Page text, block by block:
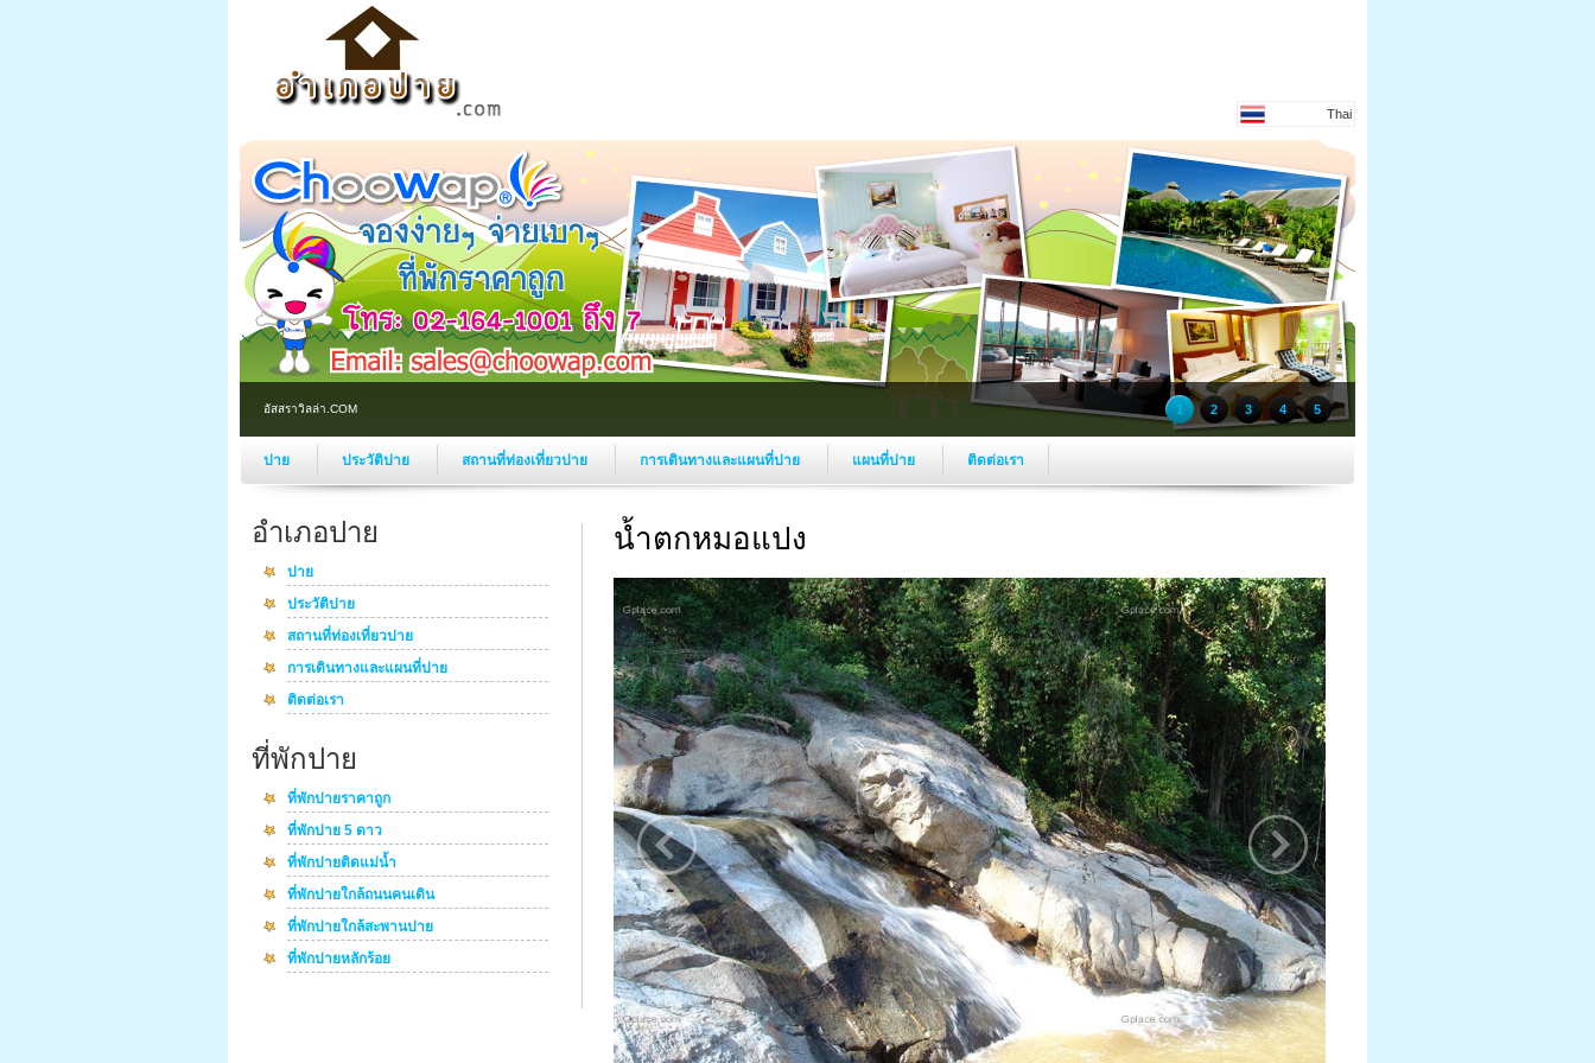
Thai
อัสสราวิลล่า.COM 1 2 3 4 5
ปาย ประวัติปาย สถานที่ท่องเที่ยวปาย การเดินทางและแผนที่ปาย แผนที่ปาย ติดต่อเรา
อำเภอปาย
ปาย
ประวัติปาย
สถานที่ท่องเที่ยวปาย
การเดินทางและแผนที่ปาย
ติดต่อเรา
ที่พักปาย
ที่พักปายราคาถูก
ที่พักปาย 5 ดาว
ที่พักปายติดแม่น้ำ
ที่พักปายใกล้ถนนคนเดิน
ที่พักปายใกล้สะพานปาย
ที่พักปายหลักร้อย
น้ำตกหมอแปง